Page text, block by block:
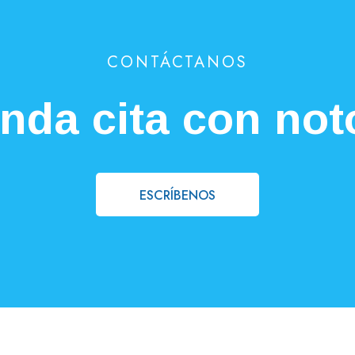
CONTÁCTANOS
cita con
ESCRÍBENOS